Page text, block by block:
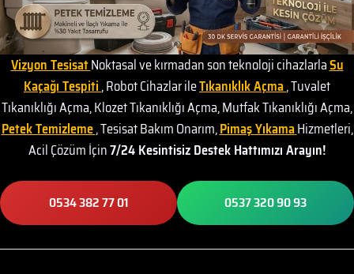
Vizyon TesisatNoktasal ve kırmadan son teknoloji cihazlarlaSu
Kaçağı Tespiti, Robot Cihazlar ileTıkanıklık Açma, Tuvalet
Tıkanıklığı Açma, Klozet Tıkanıklığı Açma, Mutfak Tıkanıklığı Açma,
Petek Temizleme, Tesisat Bakım Onarım,Pimaş YıkamaHizmetleri,
Acil Çözüm İçin7/24 Kesintisiz Destek Hattımızı Arayın!
0534 382 77 01 0537 320 90 93